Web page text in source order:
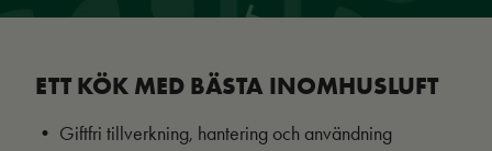
ETT KÖK MED BÄSTA INOMHUSLUFT
• Giftfri tillverkning, hantering och användning